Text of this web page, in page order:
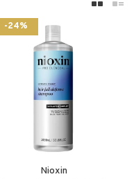
-24%
Nioxin